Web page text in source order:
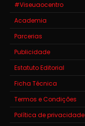
#Viseuaocentro
Academia
Parcerias
Publicidade
Estatuto Editorial
Ficha Técnica
Termos e Condições
Política de privacidade